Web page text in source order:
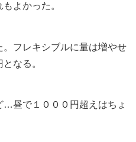
よかった。
フレキシブルに量は増やせ
なる。
…昼で１０００円超えはちょ